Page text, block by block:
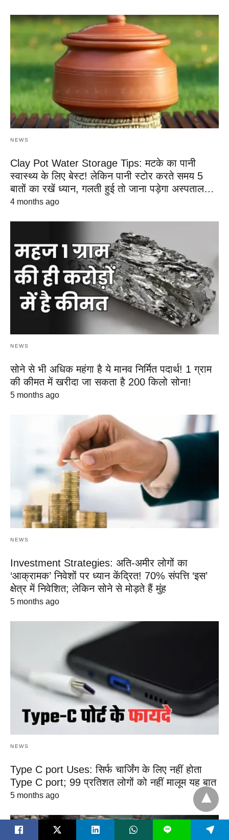
NEWS
Clay Pot Water Storage Tips: मटके का पानी
स्वास्थ्य के लिए बेस्ट! लेकिन पानी स्टोर करते समय 5
बातों का रखें ध्यान, गलती हुई तो जाना पड़ेगा अस्पताल…
4 months ago
NEWS
सोने से भी अधिक महंगा है ये मानव निर्मित पदार्थ! 1 ग्राम
की कीमत में खरीदा जा सकता है 200 किलो सोना!
5 months ago
NEWS
Investment Strategies: अति-अमीर लोगों का
‘आक्रामक’ निवेशों पर ध्यान केंद्रित! 70% संपत्ति ‘इस’
क्षेत्र में निवेशित; लेकिन सोने से मोड़ते हैं मुंह
5 months ago
NEWS
Type C port Uses: सिर्फ चार्जिंग के लिए नहीं होता
Type C port; 99 प्रतिशत लोगों को नहीं मालूम यह बात
5 months ago
L